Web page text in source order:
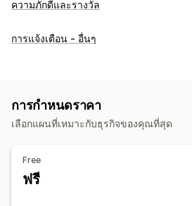
ความภักดีและรางวัล
รางวัลที่คุณสามารถเสนอได้
การแจ้งเตือน - อื่นๆ
การกำหนดราคา
เลือกแผนที่เหมาะกับธุรกิจของคุณที่สุด
Free
ฟรี